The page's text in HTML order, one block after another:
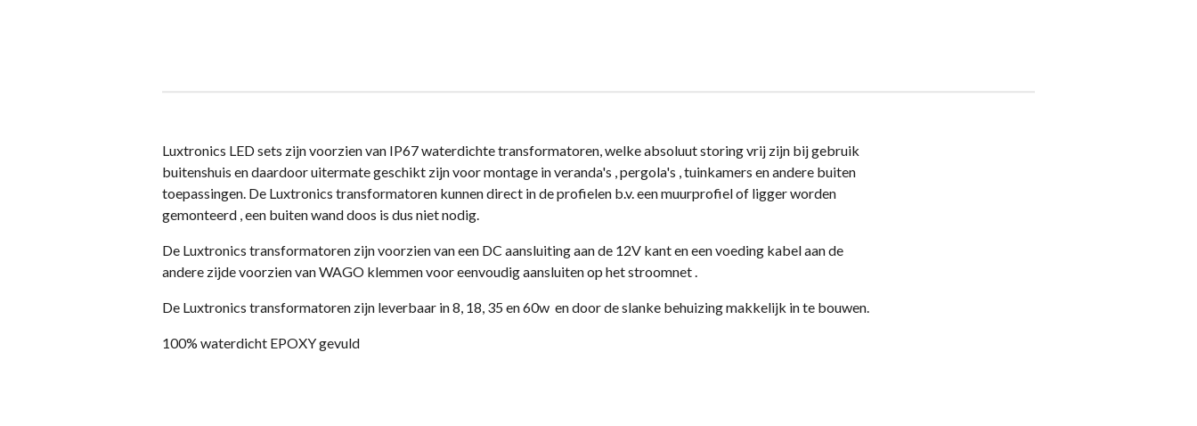
Luxtronics LED sets zijn voorzien van IP67 waterdichte transformatoren, welke absoluut storing vrij zijn bij gebruik
buitenshuis en daardoor uitermate geschikt zijn voor montage in veranda's , pergola's , tuinkamers en andere buiten
toepassingen. De Luxtronics transformatoren kunnen direct in de profielen b.v. een muurprofiel of ligger worden
gemonteerd , een buiten wand doos is dus niet nodig.
De Luxtronics transformatoren zijn voorzien van een DC aansluiting aan de 12V kant en een voeding kabel aan de
andere zijde voorzien van WAGO klemmen voor eenvoudig aansluiten op het stroomnet .
De Luxtronics transformatoren zijn leverbaar in 8, 18, 35 en 60w en door de slanke behuizing makkelijk in te bouwen.
100% waterdicht EPOXY gevuld